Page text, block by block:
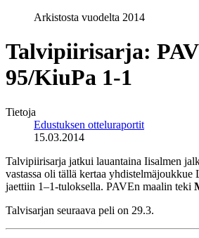
Arkistosta vuodelta 2014
Talvipiirisarja:
95/KiuPa 1-1
Tietoja
Edustuksen otteluraportit
15.03.2014
Talvipiirisarja jatkui lauantaina Iisalmen
vastassa oli tällä kertaa yhdistelmäjoukkue
jaettiin 1–1-tuloksella. PAVEn maalin teki
Talvisarjan seuraava peli on 29.3.